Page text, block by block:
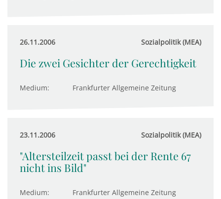
26.11.2006 Sozialpolitik (MEA)
Die zwei Gesichter der Gerechtigkeit
Medium: Frankfurter Allgemeine Zeitung
23.11.2006 Sozialpolitik (MEA)
"Altersteilzeit passt bei der Rente 67
nicht ins Bild"
Medium: Frankfurter Allgemeine Zeitung